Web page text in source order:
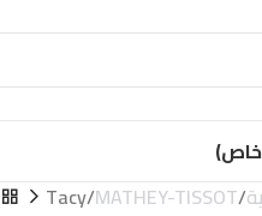
خاص)
MATHEY-TISSOT
Tacy